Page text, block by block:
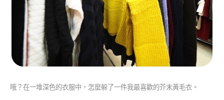
哦？在一堆深色的衣服中，怎麼躲了一件我最喜歡的芥末黃毛衣。